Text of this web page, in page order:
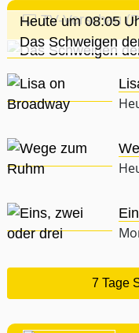
TV-Vorschau
Heute um 08:05
Das Schweigen
7 Tage